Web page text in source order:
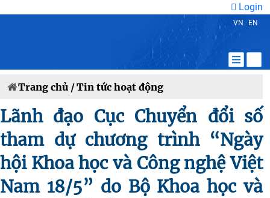
Login
VN EN
Trang chủ /Tin tức hoạt động
Lãnh đạo Cục Chuyển đổi số
tham dự chương trình “Ngày
hội Khoa học và Công nghệ Việt
Nam 18/5” do Bộ Khoa học và